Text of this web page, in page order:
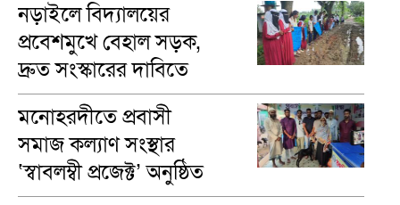
নড়াইলে বিদ্যালয়ের
প্রবেশমুখে বেহাল সড়ক,
দ্রুত সংস্কারের দাবিতে
মানববন্ধন
মনোহরদীতে প্রবাসী
সমাজ কল্যাণ সংস্থার
‘স্বাবলম্বী প্রজেক্ট’ অনুষ্ঠিত